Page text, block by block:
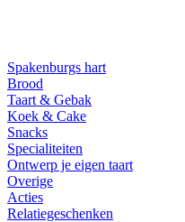
Spakenburgs hart
Brood
Taart & Gebak
Koek & Cake
Snacks
Specialiteiten
Ontwerp je eigen taart
Overige
Acties
Relatiegeschenken